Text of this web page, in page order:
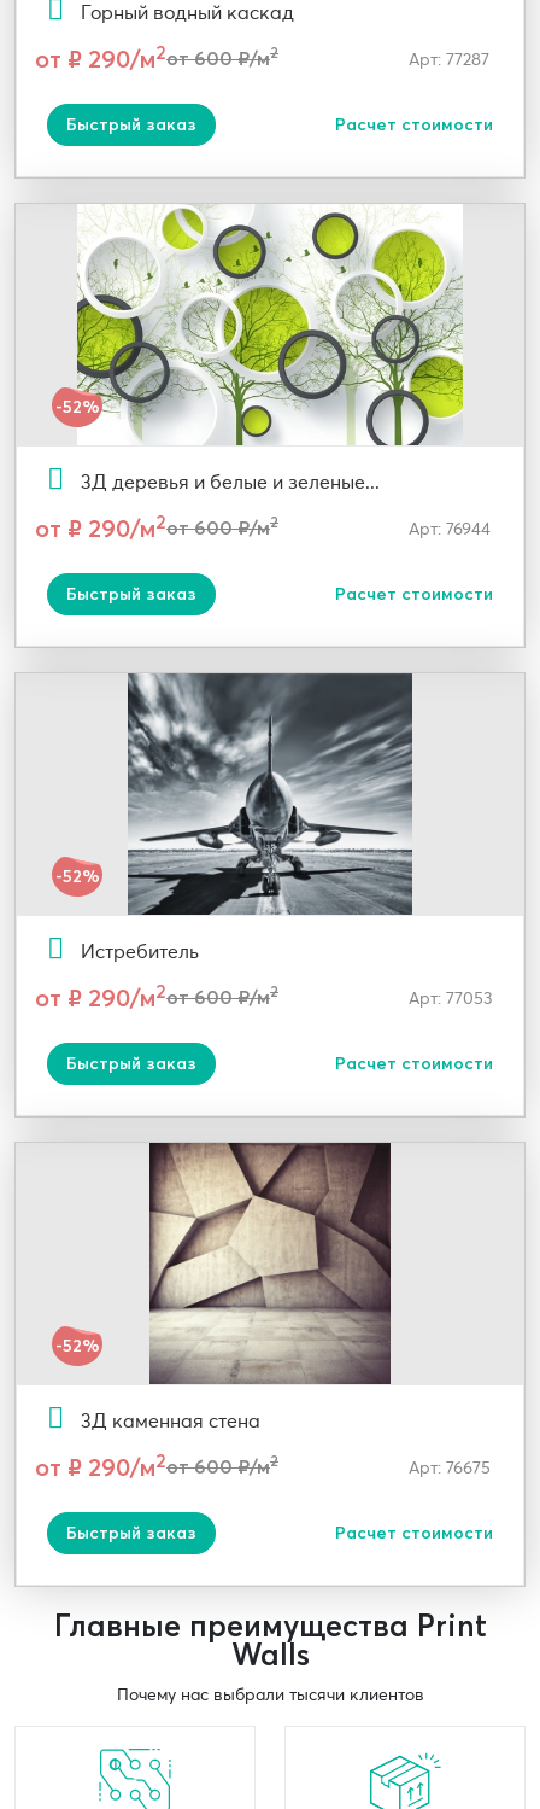
Горный водный каскад
от ₽ 290/м2от 600 ₽/м2 Арт: 77287
Быстрый заказ Расчет стоимости
-52%
3Д деревья и белые и зеленые...
от ₽ 290/м2от 600 ₽/м2 Арт: 76944
Быстрый заказ Расчет стоимости
-52%
Истребитель
от ₽ 290/м2от 600 ₽/м2 Арт: 77053
Быстрый заказ Расчет стоимости
-52%
3Д каменная стена
от ₽ 290/м2от 600 ₽/м2 Арт: 76675
Быстрый заказ Расчет стоимости
Главные преимущества Print
Walls
Почему нас выбрали тысячи клиентов